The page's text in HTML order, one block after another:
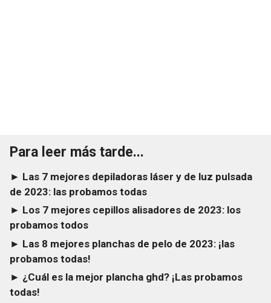
Para leer más tarde...
► Las 7 mejores depiladoras láser y de luz pulsada
de 2023: las probamos todas
► Los 7 mejores cepillos alisadores de 2023: los
probamos todos
► Las 8 mejores planchas de pelo de 2023: ¡las
probamos todas!
► ¿Cuál es la mejor plancha ghd? ¡Las probamos
todas!